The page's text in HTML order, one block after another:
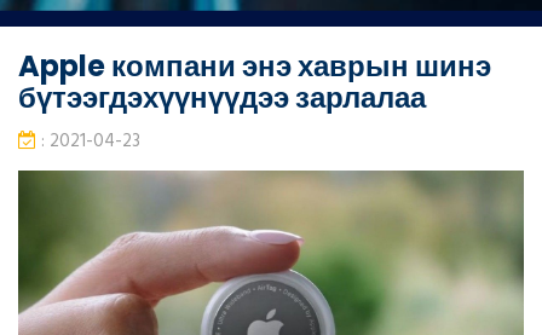
Apple компани энэ хаврын шинэ
бүтээгдэхүүнүүдээ зарлалаа
: 2021-04-23